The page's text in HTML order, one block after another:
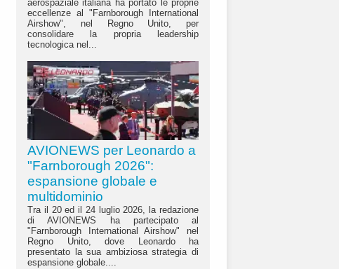
aerospaziale italiana ha portato le proprie
eccellenze al "Farnborough International
Airshow", nel Regno Unito, per
consolidare la propria leadership
tecnologica nel...
AVIONEWS per Leonardo a
"Farnborough 2026":
espansione globale e
multidominio
Tra il 20 ed il 24 luglio 2026, la redazione
di AVIONEWS ha partecipato al
"Farnborough International Airshow" nel
Regno Unito, dove Leonardo ha
presentato la sua ambiziosa strategia di
espansione globale....